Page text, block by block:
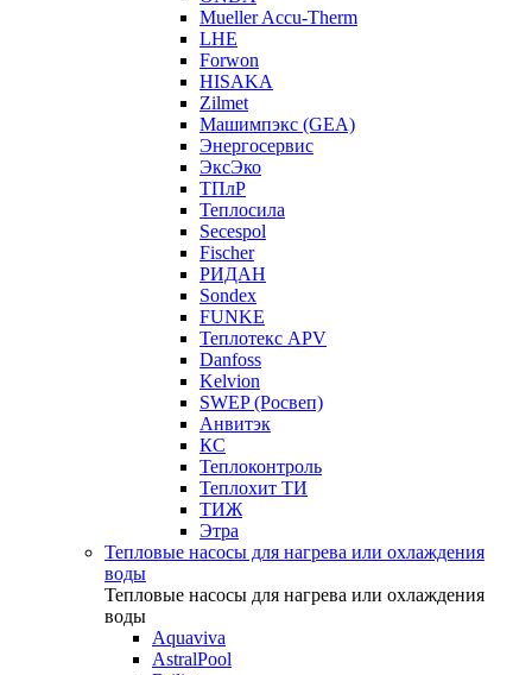
Mueller Accu-Therm
LHE
Forwon
HISAKA
Zilmet
Машимпэкс (GEA)
Энергосервис
ЭксЭко
ТПлР
Теплосила
Secespol
Fischer
РИДАН
Sondex
FUNKE
Теплотекс APV
Danfoss
Kelvion
SWEP (Росвеп)
Анвитэк
КС
Теплоконтроль
Теплохит ТИ
ТИЖ
Этра
Тепловые насосы для нагрева или охлаждения
воды
Тепловые насосы для нагрева или охлаждения
воды
Aquaviva
AstralPool